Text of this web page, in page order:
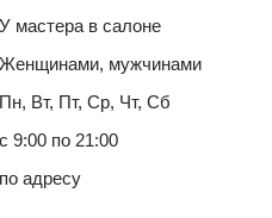
У мастера в салоне
Женщинами, мужчинами
Пн, Вт, Пт, Ср, Чт, Сб
с 9:00 по 21:00
по адресу